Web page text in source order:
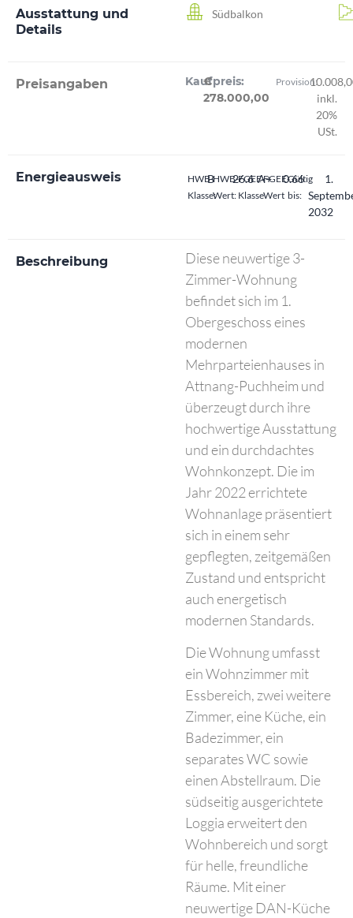
Ausstattung und
Details
Südbalkon
Preisangaben Kaufpreis:
€
278.000,00
Provision:
inkl.
20%
USt.
Energieausweis
HWB-
Klasse:
BHWB-
Wert:
26.6
FGEE-
Klasse
A+
FGEE-
Wert
0.66
Gültig
bis:
1.
2032
Beschreibung
Diese neuwertige 3-
Zimmer-Wohnung
befindet sich im 1.
Obergeschoss eines
modernen
Mehrparteienhauses in
Attnang-Puchheim und
überzeugt durch ihre
hochwertige Ausstattung
und ein durchdachtes
Wohnkonzept. Die im
Jahr 2022 errichtete
Wohnanlage präsentiert
sich in einem sehr
gepflegten, zeitgemäßen
Zustand und entspricht
auch energetisch
modernen Standards.
Die Wohnung umfasst
ein Wohnzimmer mit
Essbereich, zwei weitere
Zimmer, eine Küche, ein
Badezimmer, ein
separates WC sowie
einen Abstellraum. Die
südseitig ausgerichtete
Loggia erweitert den
Wohnbereich und sorgt
für helle, freundliche
Räume. Mit einer
neuwertige DAN-Küche